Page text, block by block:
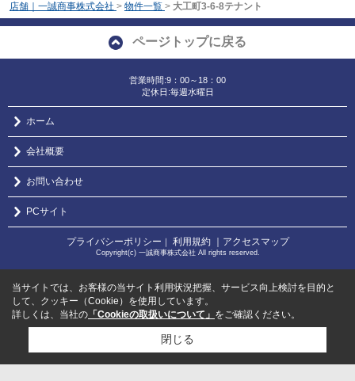
店舗｜一誠商事株式会社 > 物件一覧 > 大工町3-6-8テナント
ページトップに戻る
営業時間:9：00～18：00
定休日:毎週水曜日
ホーム
会社概要
お問い合わせ
PCサイト
プライバシーポリシー 利用規約 ｜アクセスマップ
Copyright(c) 一誠商事株式会社 All rights reserved.
当サイトでは、お客様の当サイト利用状況把握、サービス向上検討を目的と
して、クッキー（Cookie）を使用しています。
詳しくは、当社の 「Cookieの取扱いについて」 をご確認ください。
閉じる